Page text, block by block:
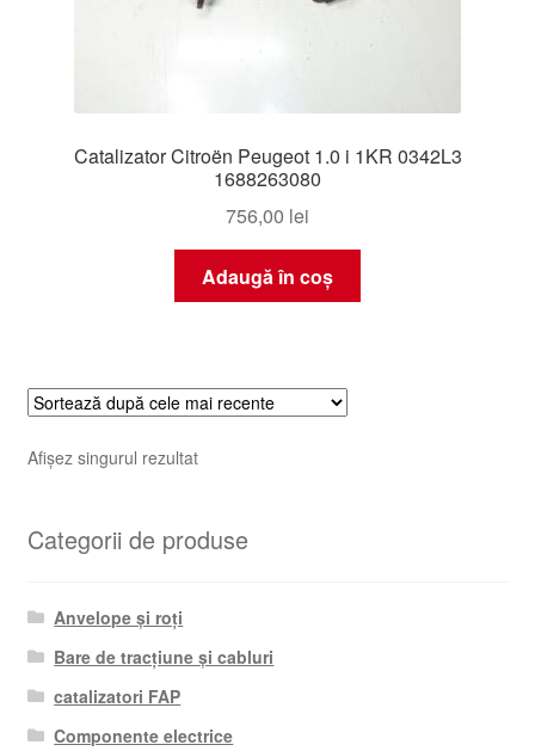
Termeni si conditii
Catalizator Citroën Peugeot 1.0 i 1KR 0342L3
1688263080
756,00 lei
Adaugă în coș
Afișez singurul rezultat
Categorii de produse
Anvelope și roți
Bare de tracțiune și cabluri
catalizatori FAP
Componente electrice